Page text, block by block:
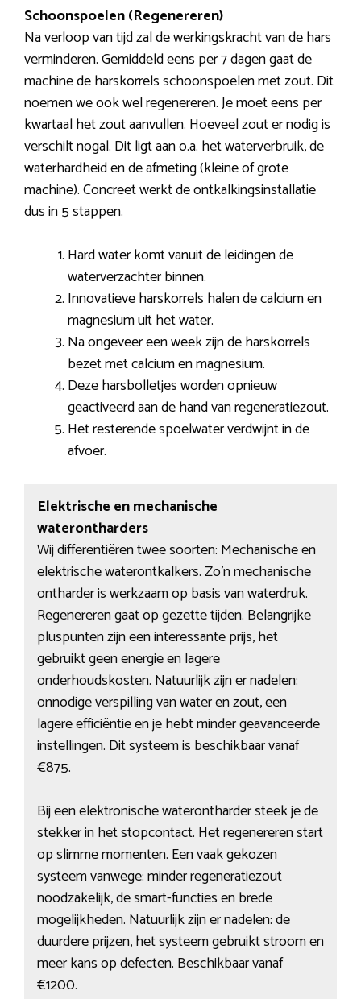
Schoonspoelen (Regenereren)
Na verloop van tijd zal de werkingskracht van de hars
verminderen. Gemiddeld eens per 7 dagen gaat de
machine de harskorrels schoonspoelen met zout. Dit
noemen we ook wel regenereren. Je moet eens per
kwartaal het zout aanvullen. Hoeveel zout er nodig is
verschilt nogal. Dit ligt aan o.a. het waterverbruik, de
waterhardheid en de afmeting (kleine of grote
machine). Concreet werkt de ontkalkingsinstallatie
dus in 5 stappen.
Hard water komt vanuit de leidingen de
waterverzachter binnen.
Innovatieve harskorrels halen de calcium en
magnesium uit het water.
Na ongeveer een week zijn de harskorrels
bezet met calcium en magnesium.
Deze harsbolletjes worden opnieuw
geactiveerd aan de hand van regeneratiezout.
Het resterende spoelwater verdwijnt in de
afvoer.
Elektrische en mechanische
waterontharders
Wij differentiëren twee soorten: Mechanische en
elektrische waterontkalkers. Zo’n mechanische
ontharder is werkzaam op basis van waterdruk.
Regenereren gaat op gezette tijden. Belangrijke
pluspunten zijn een interessante prijs, het
gebruikt geen energie en lagere
onderhoudskosten. Natuurlijk zijn er nadelen:
onnodige verspilling van water en zout, een
lagere efficiëntie en je hebt minder geavanceerde
instellingen. Dit systeem is beschikbaar vanaf
€875.
Bij een elektronische waterontharder steek je de
stekker in het stopcontact. Het regenereren start
op slimme momenten. Een vaak gekozen
systeem vanwege: minder regeneratiezout
noodzakelijk, de smart-functies en brede
mogelijkheden. Natuurlijk zijn er nadelen: de
duurdere prijzen, het systeem gebruikt stroom en
meer kans op defecten. Beschikbaar vanaf
€1200.